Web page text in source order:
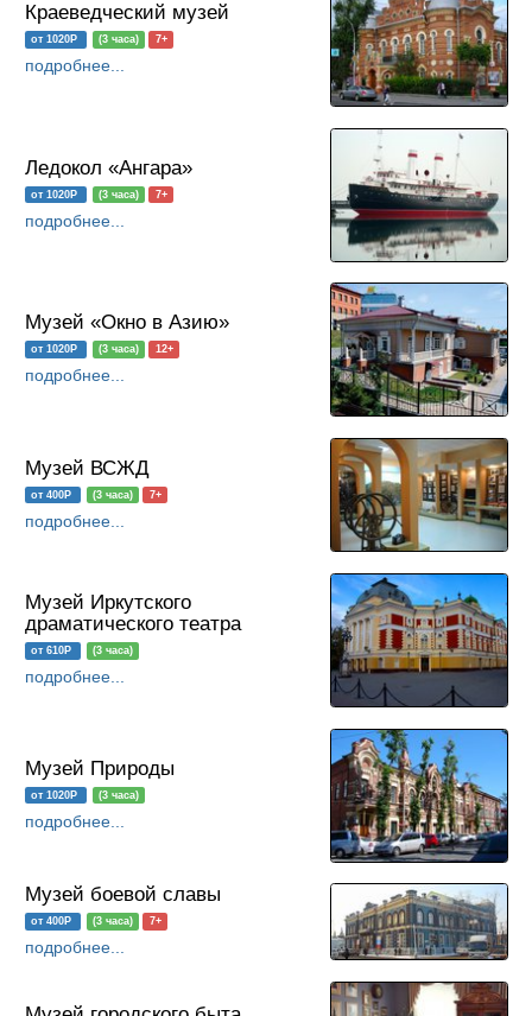
Краеведческий музей
от 1020Р (3 часа) 7+
подробнее...
Ледокол «Ангара»
от 1020Р (3 часа) 7+
подробнее...
Музей «Окно в Азию»
от 1020Р (3 часа) 12+
подробнее...
Музей ВСЖД
от 400Р (3 часа) 7+
подробнее...
Музей Иркутского
драматического театра
от 610Р (3 часа)
подробнее...
Музей Природы
от 1020Р (3 часа)
подробнее...
Музей боевой славы
от 400Р (3 часа) 7+
подробнее...